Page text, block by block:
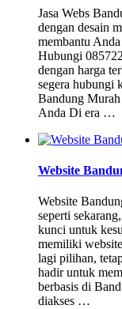
Jasa Webs
dengan desain
membantu
Hubungi
dengan harga
segera hubungi
Bandung
Anda Di era …
Website
Website
seperti
kunci untuk
memiliki
lagi pilihan,
hadir untuk
berbasis di
diakses …